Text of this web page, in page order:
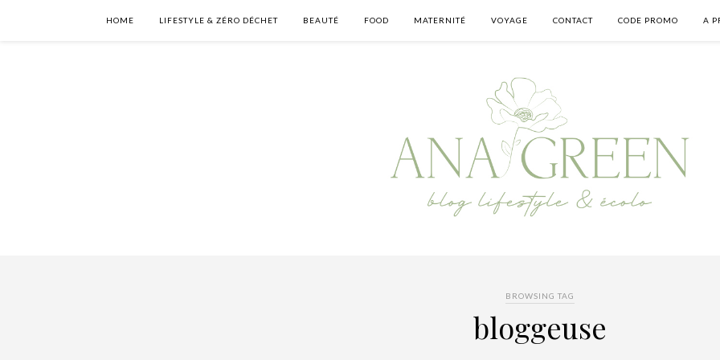
HOME LIFESTYLE & ZÉRO DÉCHET BEAUTÉ FOOD MATERNITÉ VOYAGE CONTACT CODE PROMO A
BROWSING TAG
bloggeuse